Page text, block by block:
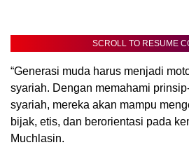
SCROLL TO RESUME
“Generasi muda harus menjadi
syariah. Dengan memahami
syariah, mereka akan mampu
bijak, etis, dan berorientasi pada
Muchlasin.